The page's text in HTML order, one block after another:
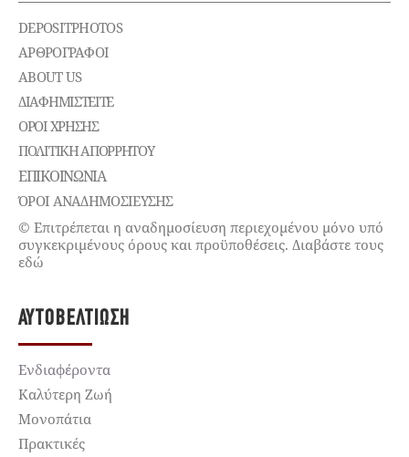
DEPOSITPHOTOS
ΑΡΘΡΟΓΡΑΦΟΙ
ABOUT US
ΔΙΑΦΗΜΙΣΤΕΊΤΕ
ΌΡΟΙ ΧΡΉΣΗΣ
ΠΟΛΙΤΙΚΉ ΑΠΟΡΡΉΤΟΥ
ΕΠΙΚΟΙΝΩΝΊΑ
ΌΡΟΙ ΑΝΑΔΗΜΟΣΙΕΥΣΗΣ
© Επιτρέπεται η αναδημοσίευση περιεχομένου μόνο υπό
συγκεκριμένους όρους και προϋποθέσεις. Διαβάστε τους
εδώ
ΑΥΤΟΒΕΛΤΊΩΣΗ
Ενδιαφέροντα
Καλύτερη Ζωή
Μονοπάτια
Πρακτικές